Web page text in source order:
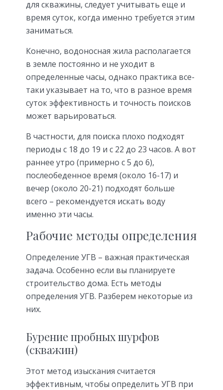
для скважины, следует учитывать еще и
время суток, когда именно требуется этим
заниматься.
Конечно, водоносная жила располагается
в земле постоянно и не уходит в
определенные часы, однако практика все-
таки указывает на то, что в разное время
суток эффективность и точность поисков
может варьироваться.
В частности, для поиска плохо подходят
периоды с 18 до 19 и с 22 до 23 часов. А вот
раннее утро (примерно с 5 до 6),
послеобеденное время (около 16-17) и
вечер (около 20-21) подходят больше
всего – рекомендуется искать воду
именно эти часы.
Рабочие методы определения
Определение УГВ – важная практическая
задача. Особенно если вы планируете
строительство дома. Есть методы
определения УГВ. Разберем некоторые из
них.
Бурение пробных шурфов
(скважин)
Этот метод изыскания считается
эффективным, чтобы определить УГВ при